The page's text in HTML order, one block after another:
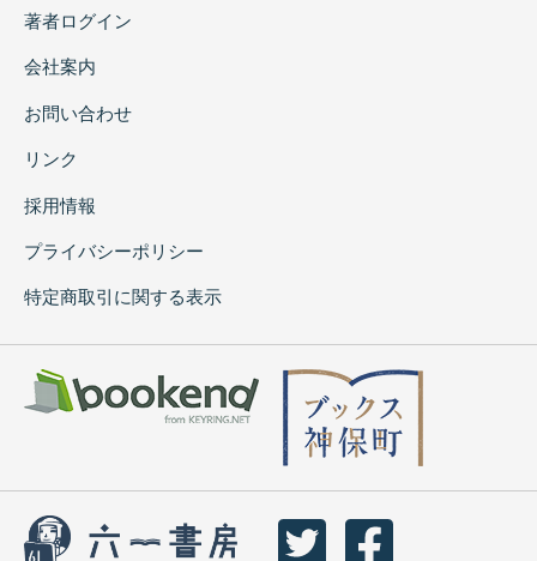
著者ログイン
会社案内
お問い合わせ
リンク
採用情報
プライバシーポリシー
特定商取引に関する表示